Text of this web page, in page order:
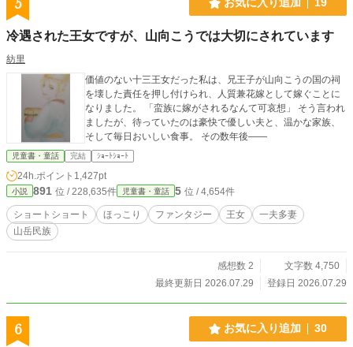
5 お気に入り追加 19
冷遇された王女ですが、山向こうでは大切にされています
紡里
価値のない十三王女だった私は、兄王子が山向こうの国の祠
を壊した責任を押し付けられ、人質兼花嫁として嫁ぐことに
なりました。 「蛮族に嫁がされるなんて可哀想」 そう言われ
ましたが、待っていたのは豪快で優しい夫と、温かな家族、
そして毎日おいしい食事。 その数年後――
児童書・童話 完結 ｼｮｰﾄｼｮｰﾄ
24h.ポイント 1,427pt
小説 891 位 / 228,635件 児童書・童話 5 位 / 4,654件
ショートショート ほっこり ファンタジー 王女
一夫多妻
山岳民族
感想数 2
文字数 4,750
最終更新日 2026.07.29
登録日 2026.07.29
6 お気に入り追加 30